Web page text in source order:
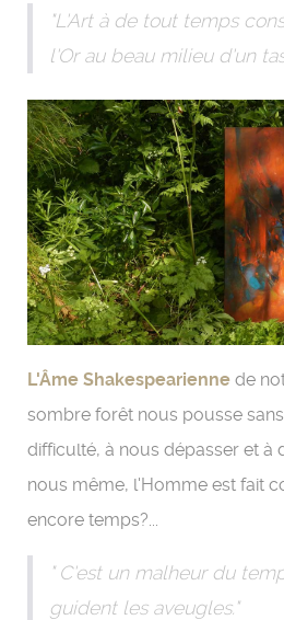
"L'Art à de tout temps
l'Or au beau milieu d'un
L'Âme Shakespearienne de
sombre forêt nous pousse
difficulté, à nous dépasser et à
nous même, l'Homme est fait
encore temps?...
" C'est un malheur du
guident les aveugles. "